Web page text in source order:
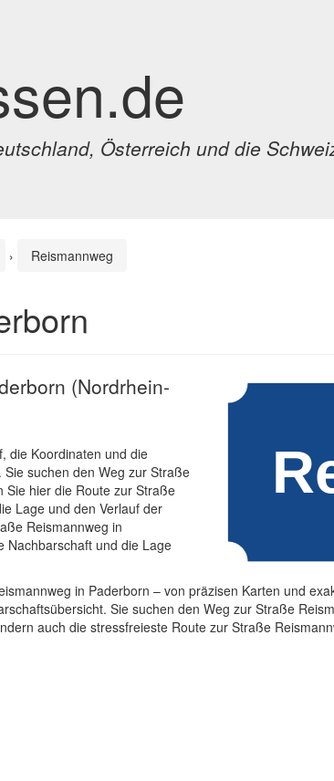
Österreich und die
› Reismannweg
(Nordrhein-
die Koordinaten und die
suchen den Weg zur Straße
Sie hier die Route zur Straße
Lage und den Verlauf der
Reismannweg in
Nachbarschaft und die Lage
in Paderborn – von präzisen Karten und
Sie suchen den Weg zur Straße
auch die stressfreieste Route zur Straße